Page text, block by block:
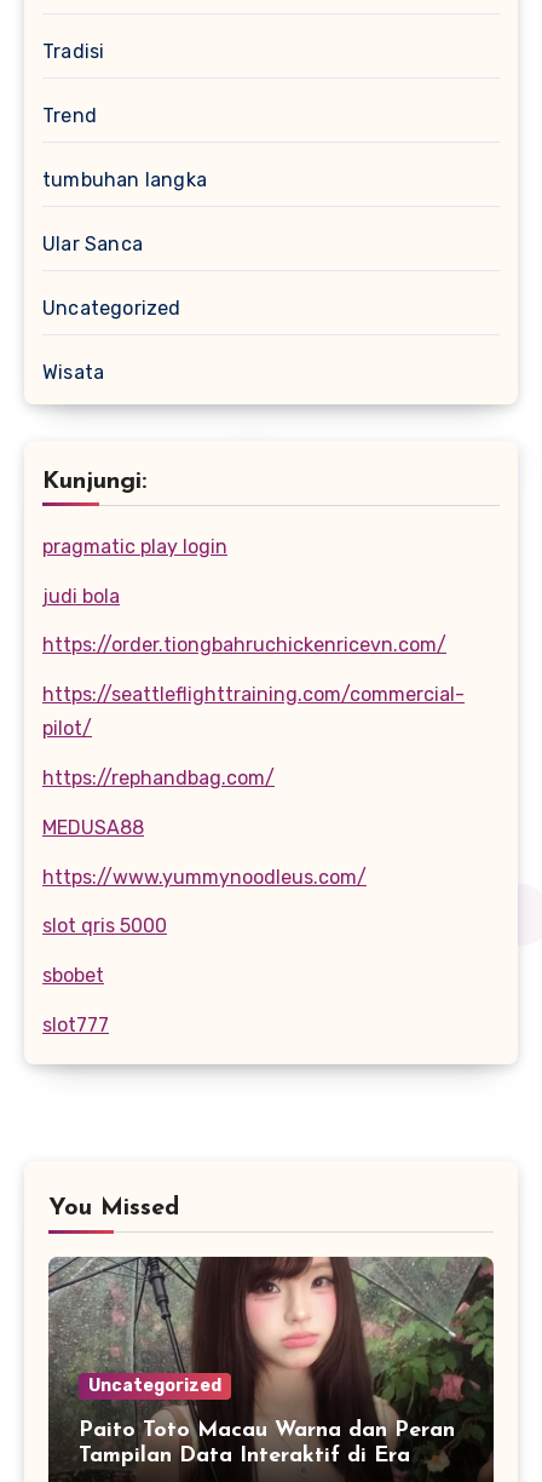
Tradisi
Trend
tumbuhan langka
Ular Sanca
Uncategorized
Wisata
Kunjungi:
pragmatic play login
judi bola
https://order.tiongbahruchickenricevn.com/
https://seattleflighttraining.com/commercial-
pilot/
https://rephandbag.com/
MEDUSA88
https://www.yummynoodleus.com/
slot qris 5000
sbobet
slot777
You Missed
Uncategorized
Paito Toto Macau Warna dan Peran
Tampilan Data Interaktif di Era